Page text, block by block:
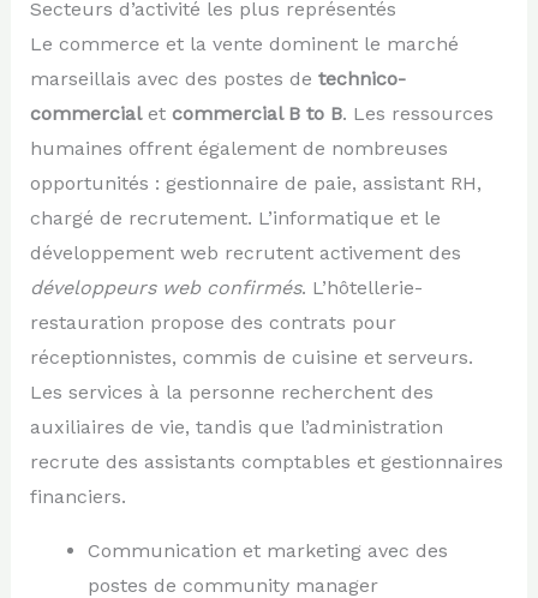
Secteurs d’activité les plus représentés
Le commerce et la vente dominent le marché
marseillais avec des postes de technico-
commercialet commercial B to B. Les ressources
humaines offrent également de nombreuses
opportunités : gestionnaire de paie, assistant RH,
chargé de recrutement. L’informatique et le
développement web recrutent activement des
développeurs web confirmés. L’hôtellerie-
restauration propose des contrats pour
réceptionnistes, commis de cuisine et serveurs.
Les services à la personne recherchent des
auxiliaires de vie, tandis que l’administration
recrute des assistants comptables et gestionnaires
financiers.
Communication et marketing avec des
postes de community manager